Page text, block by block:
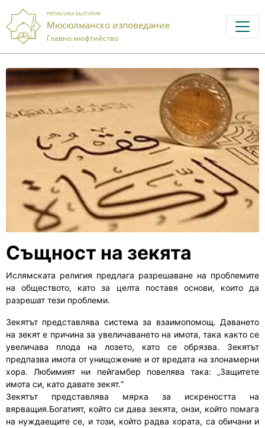
РЕПУБЛИКА БЪЛГАРИЯ
Мюсюлманско изповедание
Главно мюфтийство
Същност на зекята
Ислямската религия предлага разрешаване на проблемите
на обществото, като за целта поставя основи, които да
разрешат тези проблеми.
Зекятът представлява система за взаимопомощ. Даването
на зекят е причина за увеличаването на имота, така както се
увеличава плода на лозето, като се обрязва. Зекятът
предпазва имота от унищожение и от вредата на злонамерни
хора. Любимият ни пейгамбер повелява така: „Защитете
имота си, като давате зекят.“
Зекятът представлява мярка за искреността на
вярващия.Богатият, който си дава зекята, онзи, който помага
на нуждаещите се, и този, който радва хората, са обичани и